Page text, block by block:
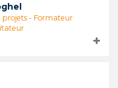
projets - Formateur